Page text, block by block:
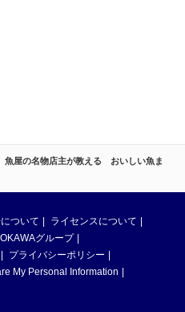
魚屋の名物店主が教える おいしい魚ま
ついて
ライセンスについて
グループ
プライバシーポリシー
My Personal Information